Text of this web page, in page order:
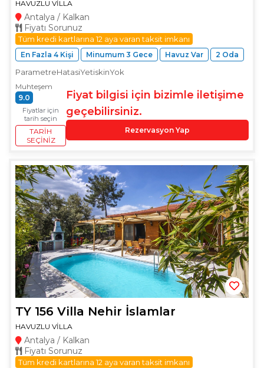
HAVUZLU VİLLA
Antalya / Kalkan
Fiyatı Sorunuz
Tüm kredi kartlarına 12 aya varan taksit imkanı
En Fazla 4 Kişi Minumum 3 Gece Havuz Var 2 Oda
ParametreHatasiYetiskinYok
Muhteşem
9.0
Fiyatlar için
tarih seçin
TARIH
SEÇINIZ
Fiyat bilgisi için bizimle iletişime
geçebilirsiniz.
Rezervasyon Yap
TY 156 Villa Nehir İslamlar
HAVUZLU VİLLA
Antalya / Kalkan
Fiyatı Sorunuz
Tüm kredi kartlarına 12 aya varan taksit imkanı